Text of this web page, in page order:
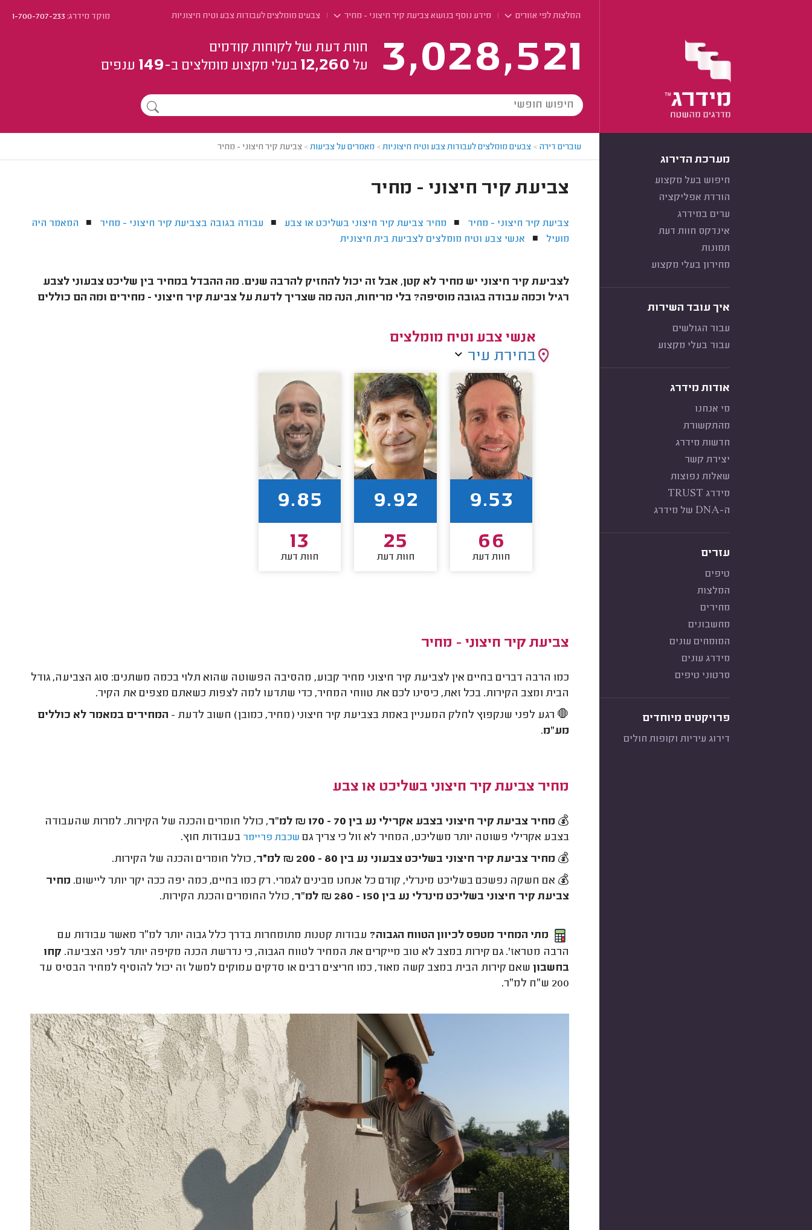
המלצות לפי אזורים מידע נוסף בנושא צביעת קיר חיצוני - מחיר צבעים מומלצים לעבודות צבע וטיח חיצוניות מוקד מידרג:1-700-707-233
3,028,521
חוות דעת של לקוחות קודמים
על 12,260 בעלי מקצוע מומלצים ב-149 ענפים
מערכת הדירוג
חיפוש בעל מקצוע
הורדת אפליקציה
ערים במידרג
אינדקס חוות דעת
תמונות
מחירון בעלי מקצוע
איך עובד השירות
עבור הגולשים
עבור בעלי מקצוע
אודות מידרג
מי אנחנו
מהתקשורת
חדשות מידרג
יצירת קשר
שאלות נפוצות
מידרג TRUST
ה-DNA של מידרג
עזרים
טיפים
המלצות
מחירים
מחשבונים
המומחים עונים
מידרג עונים
סרטוני טיפים
פרויקטים מיוחדים
דירוג עיריות וקופות חולים
עוברים דירה > צבעים מומלצים לעבודות צבע וטיח חיצוניות> מאמרים על צביעות> צביעת קיר חיצוני - מחיר
צביעת קיר חיצוני - מחיר
צביעת קיר חיצוני - מחיר ■ מחיר צביעת קיר חיצוני בשליכט או צבע ■ עבודה בגובה בצביעת קיר חיצוני - מחיר ■ המאמר היה
מועיל
■ אנשי צבע וטיח מומלצים לצביעת בית חיצונית
לצביעת קיר חיצוני יש מחיר לא קטן, אבל זה יכול להחזיק להרבה שנים. מה ההבדל במחיר בין שליכט צבעוני לצבע
רגיל וכמה עבודה בגובה מוסיפה? בלי מריחות, הנה מה שצריך לדעת על צביעת קיר חיצוני - מחירים ומה הם כוללים
אנשי צבע וטיח מומלצים
בחירת עיר
9.53
66
חוות דעת
9.92
25
חוות דעת
9.85
13
חוות דעת
צביעת קיר חיצוני - מחיר
כמו הרבה דברים בחיים אין לצביעת קיר חיצוני מחיר קבוע, מהסיבה הפשוטה שהוא תלוי בכמה משתנים: סוג הצביעה, גודל
הבית ומצב הקירות. בכל זאת, כיסינו לכם את טווחי המחיר, כדי שתדעו למה לצפות כשאתם מצפים את הקיר.
🛑 רגע לפני שנקפוץ לחלק המעניין באמת בצביעת קיר חיצוני (מחיר, כמובן) חשוב לדעת - המחירים במאמר לא כוללים
מע"מ.
מחיר צביעת קיר חיצוני בשליכט או צבע
💰 מחיר צביעת קיר חיצוני בצבע אקרילי נע בין 70 - 170 ₪ למ"ר
, כולל חומרים והכנה של הקירות. למרות שהעבודה
בצבע אקרילי פשוטה יותר משליכט, המחיר לא זול כי צריך גם שכבת פריימר בעבודות חוץ.
💰 מחיר צביעת קיר חיצוני בשליכט צבעוני נע בין 80 - 200 ₪ למ״ר
, כולל חומרים והכנה של הקירות.
💰 אם חשקה נפשכם בשליכט מינרלי, קודם כל אנחנו מבינים לגמרי. רק כמו בחיים, כמה יפה ככה יקר יותר ליישום. מחיר
צביעת קיר חיצוני בשליכט מינרלי נע בין 150 - 280 ₪ למ"ר
, כולל החומרים והכנת הקירות.
מתי המחיר מטפס לכיוון הטווח הגבוה? עבודות קטנות מתומחרות בדרך כלל גבוה יותר למ״ר מאשר עבודות עם
הרבה מטראז'. גם קירות במצב לא טוב מייקרים את המחיר לטווח הגבוה, כי נדרשת הכנה מקיפה יותר לפני הצביעה. קחו
בחשבוןשאם קירות הבית במצב קשה מאוד, כמו חריצים רבים או סדקים עמוקים למשל זה יכול להוסיף למחיר הבסיס עד
200 ש״ח למ״ר.